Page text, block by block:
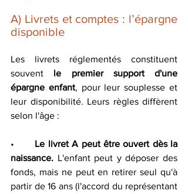
A) Livrets et comptes : l’épargne
disponible
Les livrets réglementés constituent
souvent le premier support d'une
épargne enfant, pour leur souplesse et
leur disponibilité. Leurs règles diffèrent
selon l'âge :
Le livret A peut être ouvert dès la
naissance. L'enfant peut y déposer des
fonds, mais ne peut en retirer seul qu'à
partir de 16 ans (l'accord du représentant